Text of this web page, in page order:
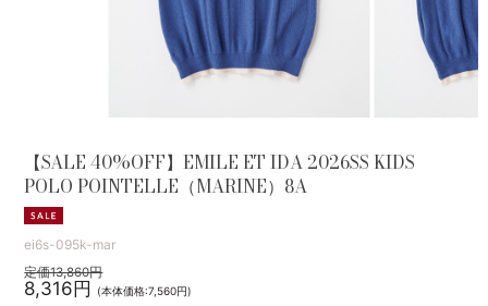
【SALE 40%OFF】EMILE ET IDA 2026SS KIDS
POLO POINTELLE（MARINE）8A
ei6s-095k-mar
定価13,860円
8,316円 (本体価格:7,560円)